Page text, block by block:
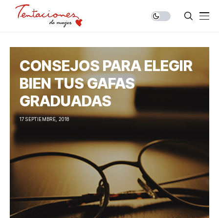
CONSEJOS PARA ELEGIR
BIEN TUS GAFAS
GRADUADAS
17 SEPTIEMBRE, 2018